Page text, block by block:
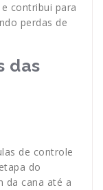
contribui para
perdas de
das
de controle
do
da cana até a